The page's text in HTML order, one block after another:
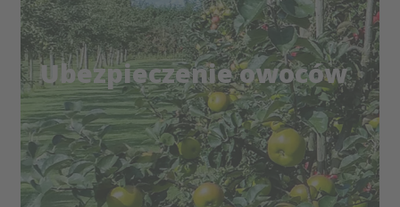
Ubezpieczenie owoców